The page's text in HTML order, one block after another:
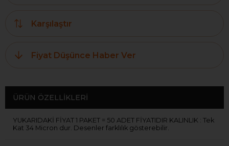
Karşılaştır
Fiyat Düşünce Haber Ver
ÜRÜN ÖZELLIKLERI
YUKARIDAKİ FİYAT 1 PAKET = 50 ADET FİYATIDIR KALINLIK : Tek
Kat 34 Micron dur. Desenler farklılık gösterebilir.